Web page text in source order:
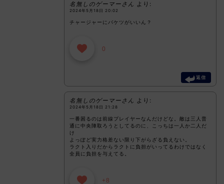
名無しのゲーマーさん より:
2024年5月18日 20:02
チャージャーにバケツがいいん？
0
返信
名無しのゲーマーさん より:
2024年5月18日 21:28
一番困るのは前線プレイヤーなんだけどな。敵は三人普
通に中央陣取ろうとしてるのに、こっちは一人か二人だ
け
よっぽど実力格差ない限り下がらざる負えない。
ラクト入りだからラクトに負担がいってるわけではなく
全員に負担を与えてる。
+8